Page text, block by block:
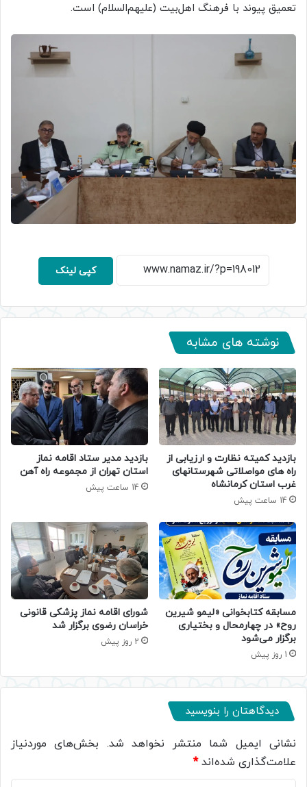
تعمیق پیوند با فرهنگ اهل‌بیت (علیهم‌السلام) است.
کپی لینک
نوشته های مشابه
بازدید کمیته نظارت و ارزیابی از
راه های مواصلاتی شهرستانهای
غرب استان کرمانشاه
14 ساعت پیش
بازدید مدیر ستاد اقامه نماز
استان تهران از مجموعه راه آهن
14 ساعت پیش
مسابقه کتابخوانی «لیمو شیرین
روح» در چهارمحال و بختیاری
برگزار می‌شود
1 روز پیش
شورای اقامه نماز پزشکی قانونی
خراسان رضوی برگزار شد
2 روز پیش
دیدگاهتان را بنویسید
نشانی ایمیل شما منتشر نخواهد شد. بخش‌های موردنیاز
علامت‌گذاری شده‌اند*